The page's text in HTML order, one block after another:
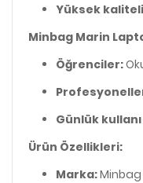
Yüksek
Minbag Marin
Öğrenciler:
Günlük
Ürün Özellikleri:
Marka:Minbag